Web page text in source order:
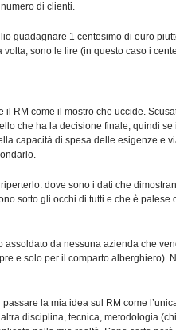
di clienti.
guadagnare 1 centesimo di euro
volta, sono le lire (in questo caso i
il RM come il mostro che uccide.
che ha la decisione finale, quindi
capacità di spesa delle esigenze e
dove sono i dati che
sotto gli occhi di tutti e che è palese
assoldato da nessuna azienda che
e solo per il comparto alberghiero).
passare la mia idea sul RM come
disciplina, tecnica, metodologia